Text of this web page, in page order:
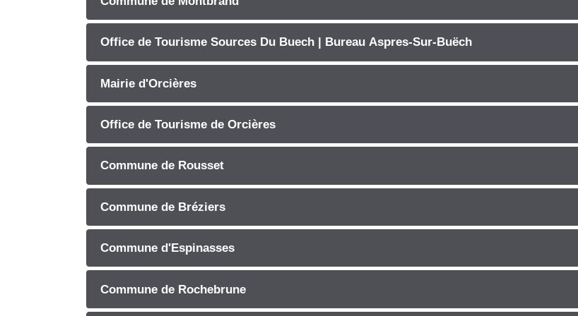
Office de Tourisme Sources Du Buech | Bureau Aspres-Sur-Buëch
Mairie d'Orcières
Office de Tourisme de Orcières
Commune de Rousset
Commune de Bréziers
Commune d'Espinasses
Commune de Rochebrune